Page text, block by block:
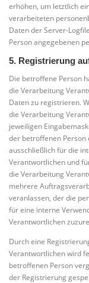
erhöhen, um letztlich
verarbeiteten
Daten der Server-
Person angegebenen
5. Registrierung
Die betroffene Person
die Verarbeitung
Daten zu registrieren.
die Verarbeitung
jeweiligen
der betroffenen Person
ausschließlich für die
Verantwortlichen und
die Verarbeitung
mehrere
veranlassen, der die
für eine interne
Verantwortlichen
Durch eine
Verantwortlichen wird
betroffenen Person
der Registrierung